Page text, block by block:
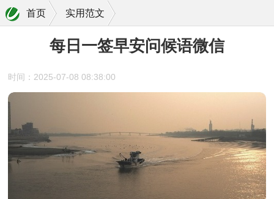
首页 实用范文
每日一签早安问候语微信
时间：2025-07-08 08:38:00